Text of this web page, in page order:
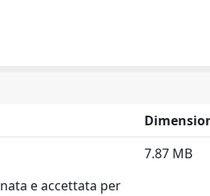
e accettata per
7.87 MB